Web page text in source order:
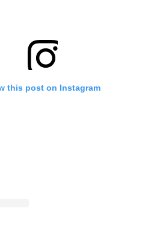
this post on Instagram